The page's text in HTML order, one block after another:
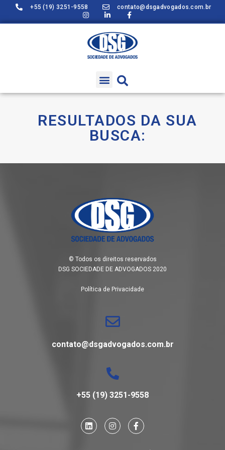
+55 (19) 3251-9558 contato@dsgadvogados.com.br
RESULTADOS DA SUA
BUSCA:
© Todos os direitos reservados
DSG SOCIEDADE DE ADVOGADOS 2020
Política de Privacidade
contato@dsgadvogados.com.br
+55 (19) 3251-9558